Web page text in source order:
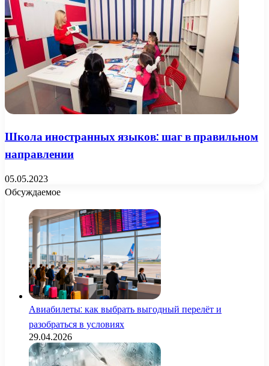
Школа иностранных языков: шаг в правильном
направлении
05.05.2023
Обсуждаемое
Авиабилеты: как выбрать выгодный перелёт и
разобраться в условиях
29.04.2026